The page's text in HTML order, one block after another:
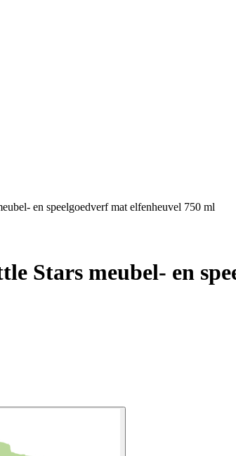
en speelgoedverf mat elfenheuvel 750 ml
Stars meubel- en